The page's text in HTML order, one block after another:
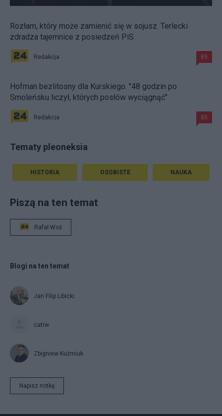
Rozłam, który może zamienić się w sojusz. Terlecki
zdradza tajemnice z posiedzeń PiS
Redakcja 89
Hofman bezlitosny dla Kurskiego. "48 godzin po
Smoleńsku liczył, których posłów wyciągnąć"
Redakcja 85
Tematy pleoneksia
HISTORIA OSOBISTE NAUKA
Piszą na ten temat
Rafał Woś
Blogi na ten temat
Jan Filip Libicki
catrw
Zbigniew Kuźmiuk
Napisz notkę